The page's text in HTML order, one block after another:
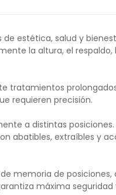
estética, salud y
la altura, el
requieren precisión.
a distintas
abatibles, extraíbles y
memoria de
máxima seguridad